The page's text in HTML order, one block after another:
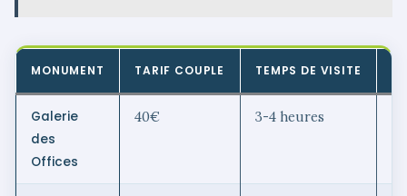
MONUMENT TARIF COUPLE TEMPS DE VISITE
Galerie
des
Offices
40€ 3-4 heures